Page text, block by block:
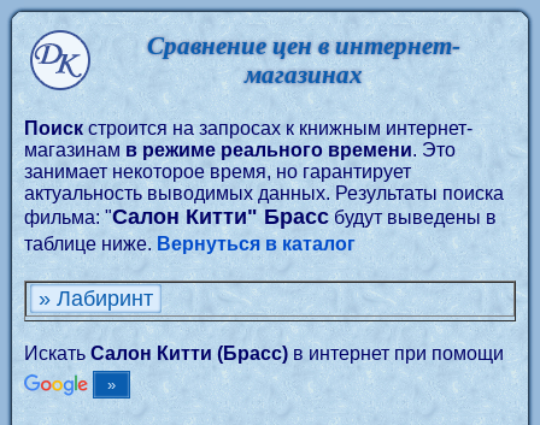
Сравнение цен в интернет-
магазинах
Поиск строится на запросах к книжным интернет-
магазинам в режиме реального времени. Это
занимает некоторое время, но гарантирует
актуальность выводимых данных. Результаты поиска
фильма: "Салон Китти" Брассбудут выведены в
таблице ниже. Вернуться в каталог
» Лабиринт
Искать Салон Китти (Брасс) в интернет при помощи